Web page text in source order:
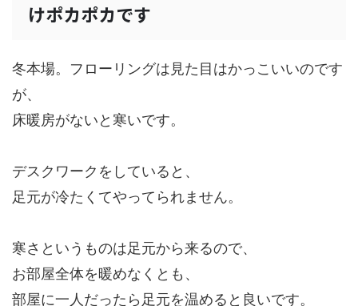
けポカポカです
冬本場。フローリングは見た目はかっこいいのです
が、
床暖房がないと寒いです。
デスクワークをしていると、
足元が冷たくてやってられません。
寒さというものは足元から来るので、
お部屋全体を暖めなくとも、
部屋に一人だったら足元を温めると良いです。